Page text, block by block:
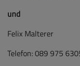
und
Felix Malterer
Telefon: 089 975